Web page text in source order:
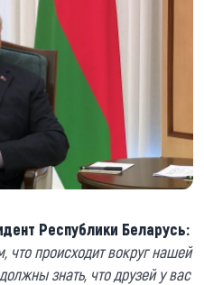
Республики Беларусь:
происходит вокруг нашей
знать, что друзей у вас